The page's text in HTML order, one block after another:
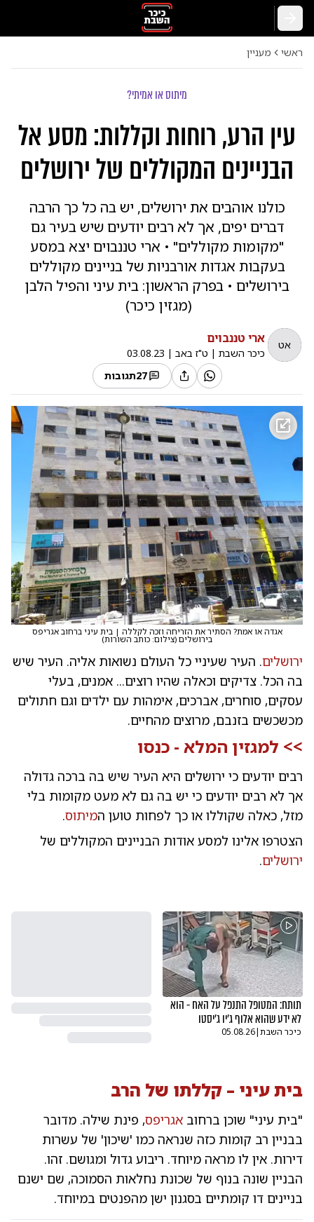
ראשי מעניין
מיתוס או אמיתי?
עין הרע, רוחות וקללות: מסע אל
הבניינים המקוללים של ירושלים
כולנו אוהבים את ירושלים, יש בה כל כך הרבה
דברים יפים, אך לא רבים יודעים שיש בעיר גם
"מקומות מקוללים" • ארי טננבוים יצא במסע
בעקבות אגדות אורבניות של בניינים מקוללים
בירושלים • בפרק הראשון: בית עיני והפיל הלבן
(מגזין כיכר)
אט ארי טננבוים
כיכר השבת | ט"ז באב |
03.08.23
27תגובות
אגדה או אמת? הסתיר את הזריחה וזכה לקללה | בית עיני ברחוב אגריפס
בירושלים (צילום: כותב השורות)
ירושלים. העיר שעיניי כל העולם נשואות אליה. העיר שיש
בה הכל. צדיקים וכאלה שהיו רוצים... אמנים, בעלי
עסקים, סוחרים, אברכים, אימהות עם ילדים וגם חתולים
מכשכשים בזנבם, מרוצים מהחיים.
>> למגזין המלא - כנסו
רבים יודעים כי ירושלים היא העיר שיש בה ברכה גדולה
אך לא רבים יודעים כי יש בה גם לא מעט מקומות בלי
מזל, כאלה שקוללו או כך לפחות טוען המיתוס.
הצטרפו אלינו למסע אודות הבניינים המקוללים של
ירושלים.
תותח: המטופל התנפל על האח - הוא
לא ידע שהוא אלוף ג'יו ג'יסטו
כיכר השבת|
05.08.26
בית עיני – קללתו של הרב
"בית עיני" שוכן ברחוב אגריפס, פינת שילה. מדובר
בבניין רב קומות כזה שנראה כמו 'שיכון' של עשרות
דירות. אין לו מראה מיוחד. ריבוע גדול ומגושם. זהו.
הבניין שונה בנוף של שכונת נחלאות הסמוכה, שם ישנם
בניינים דו קומתיים בסגנון ישן מהפנטים במיוחד.